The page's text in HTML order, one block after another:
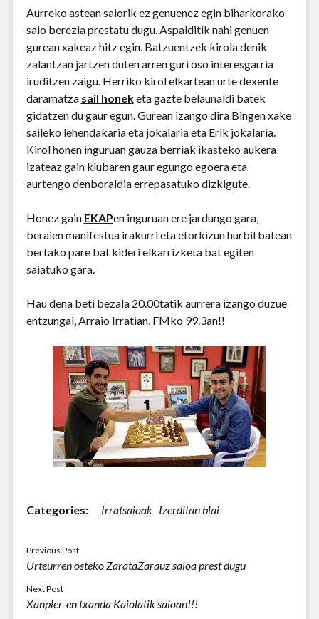
Aurreko astean saiorik ez genuenez egin biharkorako
saio berezia prestatu dugu. Aspalditik nahi genuen
gurean xakeaz hitz egin. Batzuentzek kirola denik
zalantzan jartzen duten arren guri oso interesgarria
iruditzen zaigu. Herriko kirol elkartean urte dexente
daramatza sail honeketa gazte belaunaldi batek
gidatzen du gaur egun. Gurean izango dira Bingen xake
saileko lehendakaria eta jokalaria eta Erik jokalaria.
Kirol honen inguruan gauza berriak ikasteko aukera
izateaz gain klubaren gaur egungo egoera eta
aurtengo denboraldia errepasatuko dizkigute.
Honez gain EKAPen inguruan ere jardungo gara,
beraien manifestua irakurri eta etorkizun hurbil batean
bertako pare bat kideri elkarrizketa bat egiten
saiatuko gara.
Hau dena beti bezala 20.00tatik aurrera izango duzue
entzungai, Arraio Irratian, FMko 99.3an!!
Categories: Irratsaioak Izerditan blai
Previous Post
Urteurren osteko ZarataZarauz saioa prest dugu
Next Post
Xanpler-en txanda Kaiolatik saioan!!!